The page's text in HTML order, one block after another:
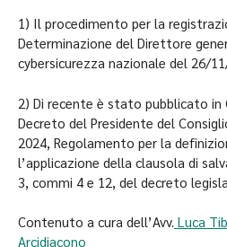
1) Il procedimento per la
Determinazione del Direttore
cybersicurezza nazionale del 26/
2) Di recente è stato pubblicato
Decreto del Presidente del
2024, Regolamento per la
l’applicazione della clausola di
3, commi 4 e 12, del decreto
Contenuto a cura dell’Avv. Luca
Arcidiacono